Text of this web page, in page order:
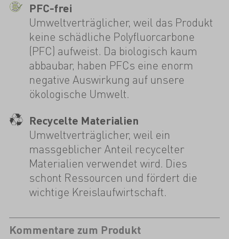
PFC-frei
Umweltverträglicher, weil das Produkt
keine schädliche Polyfluorcarbone
(PFC) aufweist. Da biologisch kaum
abbaubar, haben PFCs eine enorm
negative Auswirkung auf unsere
ökologische Umwelt.
Recycelte Materialien
Umweltverträglicher, weil ein
massgeblicher Anteil recycelter
Materialien verwendet wird. Dies
schont Ressourcen und fördert die
wichtige Kreislaufwirtschaft.
Kommentare zum Produkt